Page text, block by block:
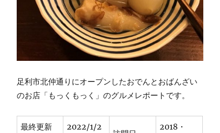
足利市北仲通りにオープンしたおでんとおばんざい
のお店「もっくもっく」のグルメレポートです。
最終更新
2022/1/2
2018・